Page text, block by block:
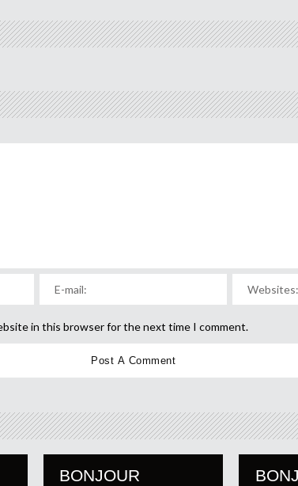
in this browser for the next time I comment.
BONJOUR